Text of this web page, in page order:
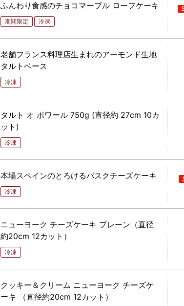
ふんわり食感のチョコマーブル ローフケーキ
期間限定 冷凍
老舗フランス料理店生まれのアーモンド生地
タルトベース
冷凍
タルト オ ポワール 750g (直径約 27cm 10カ
ット)
冷凍
本場スペインのとろけるバスクチーズケーキ
冷凍
ニューヨーク チーズケーキ プレーン（直径
約20cm 12カット）
冷凍
クッキー＆クリーム ニューヨーク チーズケ
ーキ （直径約20cm 12カット）